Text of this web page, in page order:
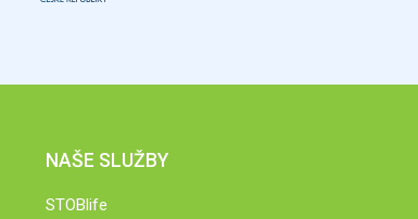
NAŠE SLUŽBY
STOBlife